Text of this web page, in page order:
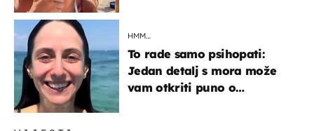
HMM…
To rade samo psihopati:
Jedan detalj s mora može
vam otkriti puno o